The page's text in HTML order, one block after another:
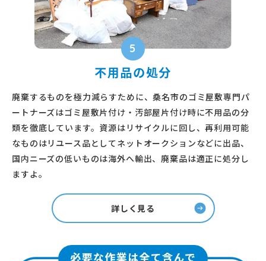
5
不用品の処分
廃棄するものを極力減らすために、桑名市のゴミ屋敷専門パ
ートナーズはゴミ屋敷片付け・汚部屋片付け時に不用品の分
類を徹底しています。資源はリサイクルに回し、再利用可能
なものはリユース品としてネットオークションなどに出品、
国内ニーズの低いものは海外へ輸出、廃棄品は適正に処分し
ますよ。
詳しく見る